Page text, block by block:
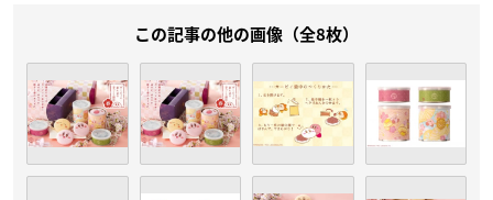
この記事の他の画像（全8枚）